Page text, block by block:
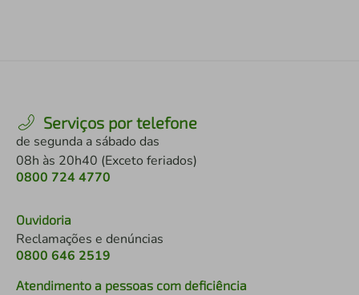
Serviços por telefone
de segunda a sábado das
08h às 20h40 (Exceto feriados)
0800 724 4770
Ouvidoria
Reclamações e denúncias
0800 646 2519
Atendimento a pessoas com deficiência